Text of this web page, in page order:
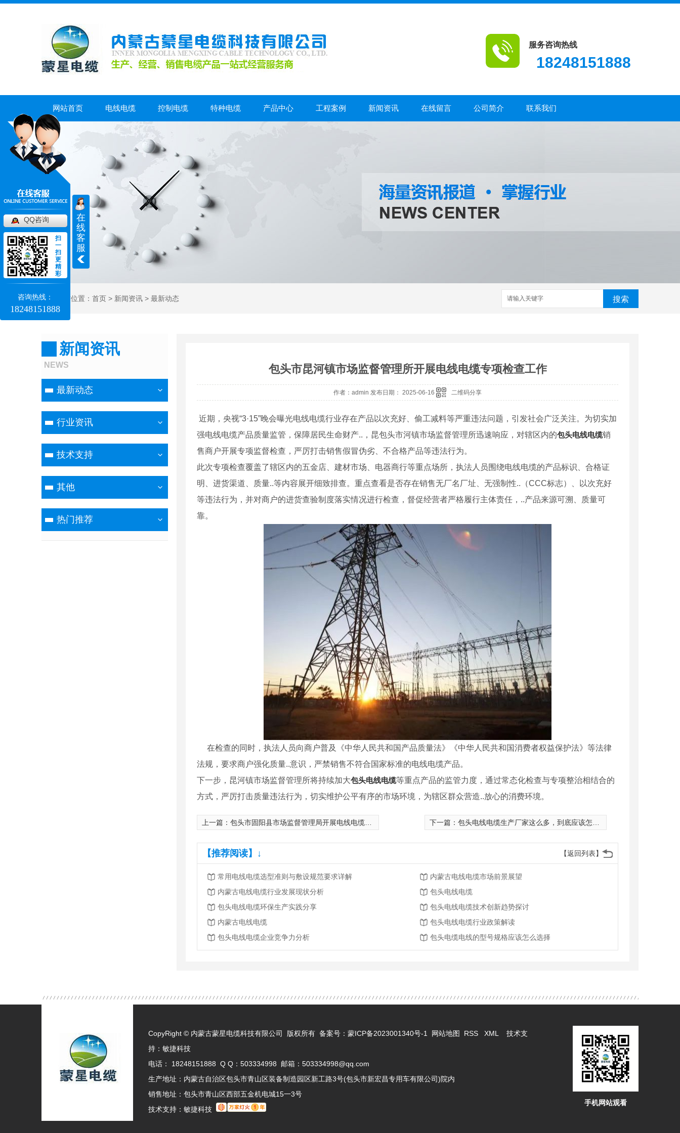
服务咨询热线
18248151888
网站首页 电线电缆 控制电缆 特种电缆 产品中心 工程案例 新闻资讯 在线留言 公司简介 联系我们
当前位置： 首页 > 新闻资讯 > 最新动态 搜索
新闻资讯
NEWS
最新动态
行业资讯
技术支持
其他
热门推荐
包头市昆河镇市场监督管理所开展电线电缆专项检查工作
作者：admin 发布日期： 2025-06-16 二维码分享
近期，央视“3·15”晚会曝光电线电缆行业存在产品以次充好、偷工减料等严重违法问题，引发社会广泛关注。为切实加
强电线电缆产品质量监管，保障居民生命财产..，昆包头市河镇市场监督管理所迅速响应，对辖区内的包头电线电缆销
售商户开展专项监督检查，严厉打击销售假冒伪劣、不合格产品等违法行为。
此次专项检查覆盖了辖区内的五金店、建材市场、电器商行等重点场所，执法人员围绕电线电缆的产品标识、合格证
明、进货渠道、质量..等内容展开细致排查。重点查看是否存在销售无厂名厂址、无强制性..（CCC标志）、以次充好
等违法行为，并对商户的进货查验制度落实情况进行检查，督促经营者严格履行主体责任，..产品来源可溯、质量可
靠。
在检查的同时，执法人员向商户普及《中华人民共和国产品质量法》《中华人民共和国消费者权益保护法》等法律
法规，要求商户强化质量..意识，严禁销售不符合国家标准的电线电缆产品。
下一步，昆河镇市场监督管理所将持续加大包头电线电缆等重点产品的监管力度，通过常态化检查与专项整治相结合的
方式，严厉打击质量违法行为，切实维护公平有序的市场环境，为辖区群众营造..放心的消费环境。
上一篇： 包头市固阳县市场监督管理局开展电线电缆专项检查 下一篇： 包头电线电缆生产厂家这么多，到底应该怎么选？
【返回列表】
【推荐阅读】↓
常用电线电缆选型准则与敷设规范要求详解
内蒙古电线电缆市场前景展望
内蒙古电线电缆行业发展现状分析
包头电线电缆
包头电线电缆环保生产实践分享
包头电线电缆技术创新趋势探讨
内蒙古电线电缆
包头电线电缆行业政策解读
包头电线电缆企业竞争力分析
包头电缆电线的型号规格应该怎么选择
CopyRight © 内蒙古蒙星电缆科技有限公司 版权所有 备案号： 蒙ICP备2023001340号-1 网站地图 RSS XML
技术支
持： 敏捷科技
电话： 18248151888 Q Q：503334998 邮箱：503334998@qq.com
生产地址：内蒙古自治区包头市青山区装备制造园区新工路3号(包头市新宏昌专用车有限公司)院内
销售地址：包头市青山区西部五金机电城15一3号
技术支持： 敏捷科技
手机网站观看
在
线
客
服
QQ咨询
扫
一
扫
更
精
彩
咨询热线：
18248151888